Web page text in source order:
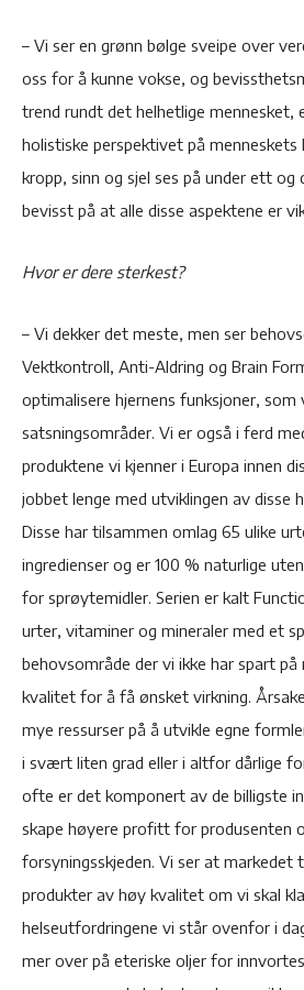
– Vi ser en grønn bølge sveipe over
oss for å kunne vokse, og
trend rundt det helhetlige mennesket,
holistiske perspektivet på menneskets
kropp, sinn og sjel ses på under ett og
bevisst på at alle disse aspektene er
Hvor er dere sterkest?
– Vi dekker det meste, men ser
Vektkontroll, Anti-Aldring og Brain
optimalisere hjernens funksjoner, som
satsningsområder. Vi er også i ferd
produktene vi kjenner i Europa innen
jobbet lenge med utviklingen av disse
Disse har tilsammen omlag 65 ulike
ingredienser og er 100 % naturlige
for sprøytemidler. Serien er kalt
urter, vitaminer og mineraler med et
behovsområde der vi ikke har spart
kvalitet for å få ønsket virkning.
mye ressurser på å utvikle egne
i svært liten grad eller i altfor dårlige
ofte er det komponert av de billigste
skape høyere profitt for produsenten
forsyningsskjeden. Vi ser at markedet
produkter av høy kvalitet om vi skal
helseutfordringene vi står ovenfor i
mer over på eteriske oljer for